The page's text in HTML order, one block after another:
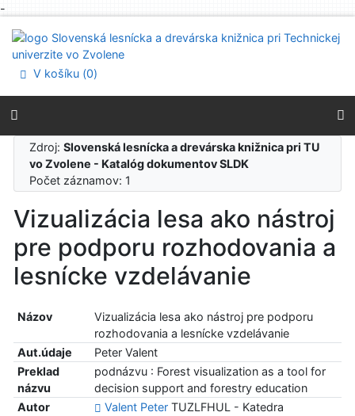
-
Prejsť na menu
Prehlásenie o webovej prístupnosti
V košíku (0)
Zdroj:Slovenská lesnícka a drevárska knižnica pri TU
vo Zvolene - Katalóg dokumentov SLDK
Počet záznamov: 1
Vizualizácia lesa ako nástroj
pre podporu rozhodovania a
lesnícke vzdelávanie
Názov
Vizualizácia lesa ako nástroj pre podporu
rozhodovania a lesnícke vzdelávanie
Aut.údaje
Peter Valent
Preklad
názvu
podnázvu : Forest visualization as a tool for
decision support and forestry education
Autor
Valent PeterTUZLFHUL - Katedra